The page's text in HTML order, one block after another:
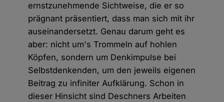
ernstzunehmende Sichtweise, die er so
prägnant präsentiert, dass man sich mit ihr
auseinandersetzt. Genau darum geht es
aber: nicht um's Trommeln auf hohlen
Köpfen, sondern um Denkimpulse bei
Selbstdenkenden, um den jeweils eigenen
Beitrag zu infiniter Aufklärung. Schon in
dieser Hinsicht sind Deschners Arbeiten